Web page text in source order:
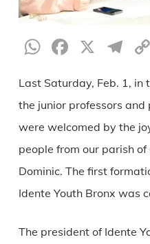
WhatsApp
X
Last Saturday, Feb. 1, in
the junior professors and
were welcomed by the
people from our parish
Dominic. The first
Idente Youth Bronx was
The president of Idente